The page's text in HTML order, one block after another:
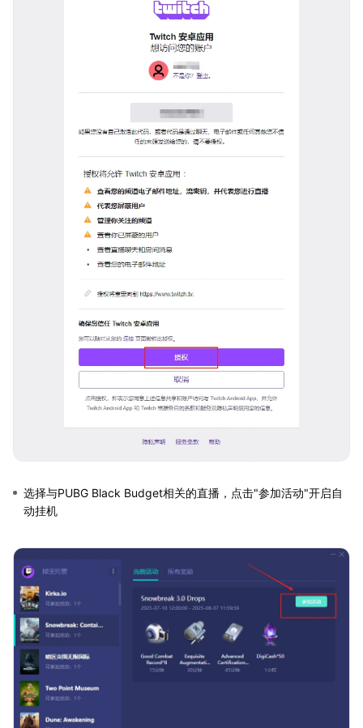
选择与PUBG Black Budget相关的直播，点击"参加活动"开启自
动挂机